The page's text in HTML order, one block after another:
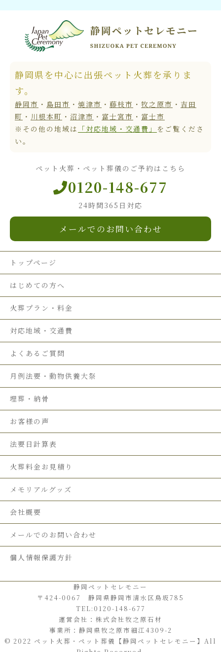
静岡県を中心に出張ペット火葬を承りま
す。
静岡市 ・ 島田市 ・ 焼津市 ・ 藤枝市 ・ 牧之原市 ・ 吉田
町 ・ 川根本町 ・ 沼津市 ・ 富士宮市 ・ 富士市
※その他の地域は 「対応地域・交通費」 をご覧くださ
い。
ペット火葬・ペット葬儀のご予約はこちら
0120-148-677
24時間365日対応
メールでのお問い合わせ
トップページ
はじめての方へ
火葬プラン・料金
対応地域・交通費
よくあるご質問
月例法要・動物供養大祭
埋葬・納骨
お客様の声
法要日計算表
火葬料金お見積り
メモリアルグッズ
会社概要
メールでのお問い合わせ
個人情報保護方針
静岡ペットセレモニー
〒424-0067 静岡県静岡市清水区鳥坂785
TEL:0120-148-677
運営会社：株式会社牧之原石材
事業所：静岡県牧之原市細江4309-2
© 2022 ペット火葬・ペット葬儀【静岡ペットセレモニー】All